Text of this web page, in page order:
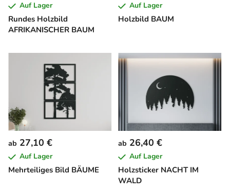
Rundes Holzbild
AFRIKANISCHER BAUM
Auf Lager
Holzbild BAUM
Auf Lager
Mehrteiliges Bild BÄUME
ab 27,10 €
Auf Lager
Holzsticker NACHT IM
WALD
ab 26,40 €
Auf Lager